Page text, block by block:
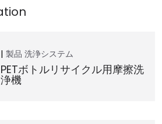
製品 洗浄システム
PETボトルリサイクル用摩擦洗
浄機